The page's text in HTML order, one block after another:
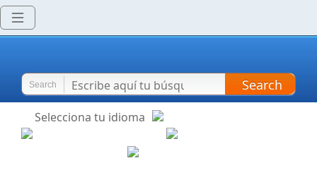
Search Search
Selecciona tu idioma